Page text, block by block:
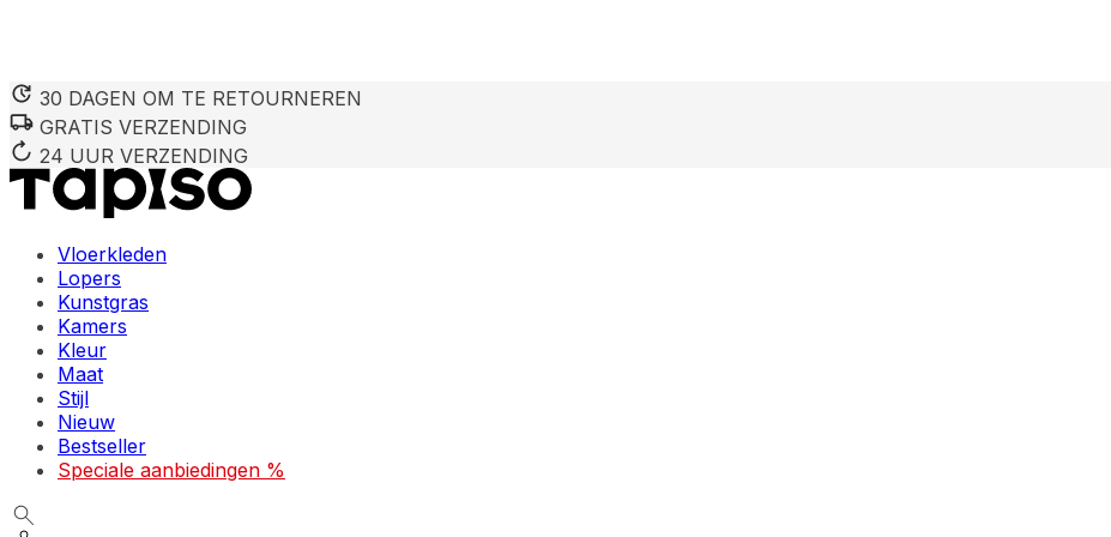
30 DAGEN OM TE RETOURNEREN
GRATIS VERZENDING
24 UUR VERZENDING
Vloerkleden
Lopers
Kunstgras
Kamers
Kleur
Maat
Stijl
Nieuw
Bestseller
Speciale aanbiedingen %